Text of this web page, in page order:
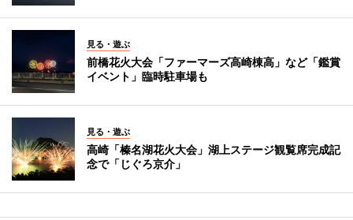
見る・遊ぶ
前橋花火大会「ファーマーズ高崎棟高」など「鑑賞
イベント」臨時駐車場も
見る・遊ぶ
高崎「榛名湖花火大会」湖上ステージ観覧席完成記
念で「じぐろ京介」